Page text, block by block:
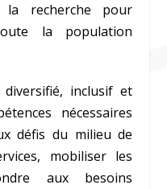
la recherche pour
la population
inclusif et
nécessaires
défis du milieu de
mobiliser les
aux besoins